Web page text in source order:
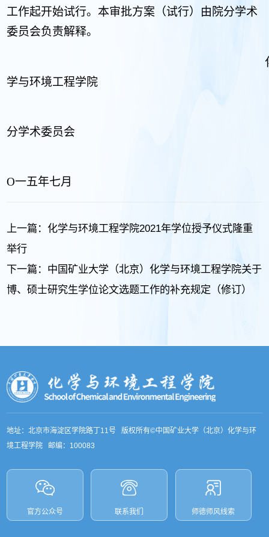
工作起开始试行。本审批方案（试行）由院分学术
委员会负责解释。
学与环境工程学院
分学术委员会
O一五年七月
上一篇：化学与环境工程学院2021年学位授予仪式隆重
举行
下一篇： 中国矿业大学（北京）化学与环境工程学院关于
博、硕士研究生学位论文选题工作的补充规定（修订）
地址：北京市海淀区学院路丁11号 版权所有©中国矿业大学（北京）化学与环
境工程学院 邮编：100083
官方公众号 联系我们 师德师风线索